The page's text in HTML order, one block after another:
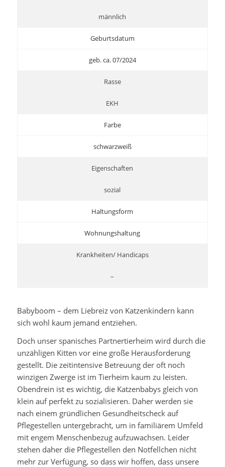
männlich
Geburtsdatum
geb. ca. 07/2024
Rasse
EKH
Farbe
schwarzweiß
Eigenschaften
sozial
Haltungsform
Wohnungshaltung
Krankheiten/ Handicaps
–
Babyboom – dem Liebreiz von Katzenkindern kann
sich wohl kaum jemand entziehen.
Doch unser spanisches Partnertierheim wird durch die
unzähligen Kitten vor eine große Herausforderung
gestellt. Die zeitintensive Betreuung der oft noch
winzigen Zwerge ist im Tierheim kaum zu leisten.
Obendrein ist es wichtig, die Katzenbabys gleich von
klein auf perfekt zu sozialisieren. Daher werden sie
nach einem gründlichen Gesundheitscheck auf
Pflegestellen untergebracht, um in familiärem Umfeld
mit engem Menschenbezug aufzuwachsen. Leider
stehen daher die Pflegestellen den Notfellchen nicht
mehr zur Verfügung, so dass wir hoffen, dass unsere